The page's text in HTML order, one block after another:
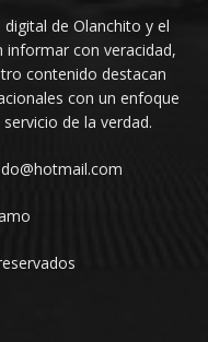
de Olanchito y el
informar con veracidad,
contenido destacan
con un enfoque
de la verdad.